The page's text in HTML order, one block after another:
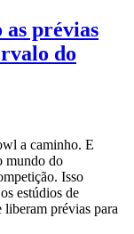
as prévias
do
a caminho. E
mundo do
Isso
estúdios de
prévias para